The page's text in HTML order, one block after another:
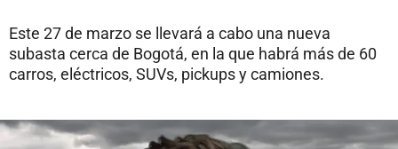
Este 27 de marzo se llevará a cabo una nueva
subasta cerca de Bogotá, en la que habrá más de 60
carros, eléctricos, SUVs, pickups y camiones.